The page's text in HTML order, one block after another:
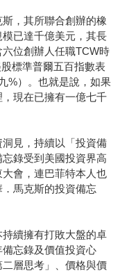
，其所聯合創辦的橡
已達千億美元，其長
位創辦人任職TCW時
標準普爾五百指數表
%）。也就是說，如果
現在已擁有一億七千
見，持續以「投資備
錄受到美國投資界高
會，連巴菲特本人也
馬克斯的投資備忘
持續擁有打敗大盤的卓
忘錄及價值投資心
層思考」、價格與價